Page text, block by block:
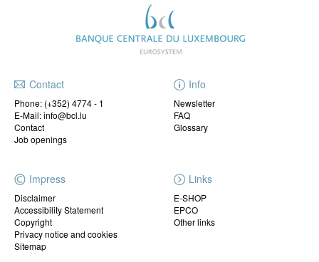
Contact
Phone: (+352) 4774 - 1
E-Mail: info@bcl.lu
Contact
Job openings
Info
Newsletter
FAQ
Glossary
Impress
Disclaimer
Accessibility Statement
Copyright
Privacy notice and cookies
Sitemap
Links
E-SHOP
EPCO
Other links